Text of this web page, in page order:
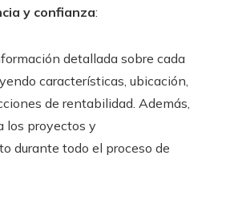
y confianza:
detallada sobre cada
características, ubicación,
de rentabilidad. Además,
los proyectos y
durante todo el proceso de